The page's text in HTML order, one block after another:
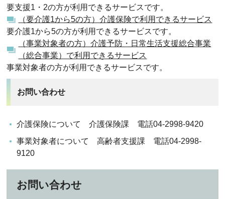
要支援1・2の方が利用できるサービスです。
（要介護1から5の方）介護保険で利用できるサービス
要介護1から5の方が利用できるサービスです。
（事業対象者の方）介護予防・日常生活支援総合事業
（総合事業）で利用できるサービス
事業対象者の方が利用できるサービスです。
お問い合わせ
介護保険について 介護保険課 電話04-2998-9420
事業対象者について 高齢者支援課 電話04-2998-
9120
お問い合わせ